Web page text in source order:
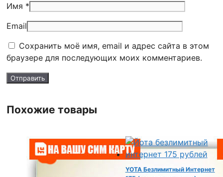
Имя *
Email
Сохранить моё имя, email и адрес сайта в этом
браузере для последующих моих комментариев.
Похожие товары
YOTA Безлимитный Интернет